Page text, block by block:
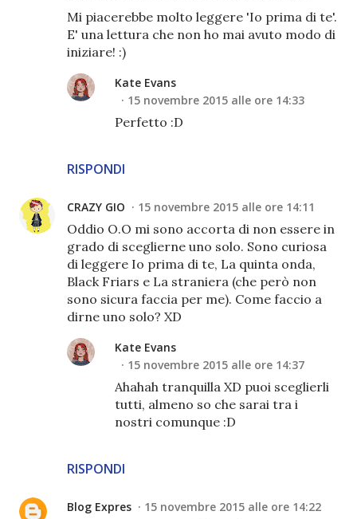
Mi piacerebbe molto leggere 'Io prima di te'.
E' una lettura che non ho mai avuto modo di
iniziare! :)
RISPONDI
Kate Evans
15 novembre 2015 alle ore 14:33
Perfetto :D
CRAZY GIO 15 novembre 2015 alle ore 14:11
Oddio O.O mi sono accorta di non essere in
grado di sceglierne uno solo. Sono curiosa
di leggere Io prima di te, La quinta onda,
Black Friars e La straniera (che però non
sono sicura faccia per me). Come faccio a
dirne uno solo? XD
RISPONDI
Kate Evans
15 novembre 2015 alle ore 14:37
Ahahah tranquilla XD puoi sceglierli
tutti, almeno so che sarai tra i
nostri comunque :D
Blog Expres 15 novembre 2015 alle ore 14:22